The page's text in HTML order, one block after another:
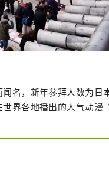
名，新年参拜人数为日
世界各地播出的人气动